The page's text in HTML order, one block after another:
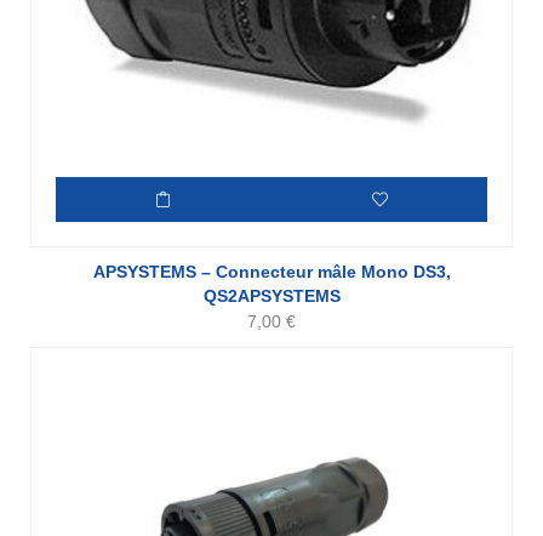
APSYSTEMS – Connecteur mâle Mono DS3,
QS2APSYSTEMS
7,00 €